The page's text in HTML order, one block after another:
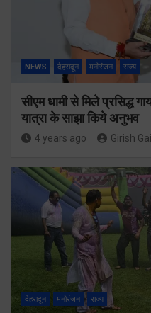
NEWS देहरादून मनोरंजन राज्य
सीएम धामी से मिले प्रसिद्ध
यात्रा के साझा किये अनुभव
4 years ago Girish
देहरादून मनोरंजन राज्य